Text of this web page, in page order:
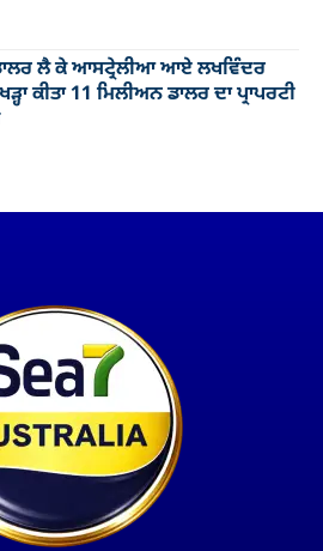
ਲੈ ਕੇ ਆਸਟ੍ਰੇਲੀਆ ਆਏ ਲਖਵਿੰਦਰ
ਕੀਤਾ 11 ਮਿਲੀਅਨ ਡਾਲਰ ਦਾ ਪ੍ਰਾਪਰਟੀ